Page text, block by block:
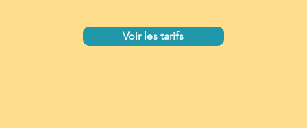
Voir les tarifs